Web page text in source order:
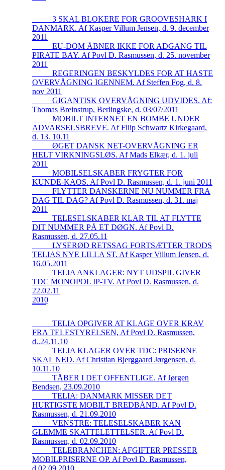
_____3 SKAL BLOKERE FOR GROOVESHARK I
DANMARK. Af Kasper Villum Jensen, d. 9. december
2011
_____EU-DOM ÅBNER IKKE FOR ADGANG TIL
PIRATE BAY. Af Povl D. Rasmussen, d. 25. november
2011
_____REGERINGEN BESKYLDES FOR AT HASTE
OVERVÅGNING IGENNEM. Af Steffen Fog, d. 8.
nov 2011
_____GIGANTISK OVERVÅGNING UDVIDES. Af:
Thomas Breinstrup, Berlingske, d. 03/07/2011
_____MOBILT INTERNET EN BOMBE UNDER
ADVARSELSBREVE. Af Filip Schwartz Kirkegaard,
d. 13. 10.11
_____ØGET DANSK NET-OVERVÅGNING ER
HELT VIRKNINGSLØS. Af Mads Elkær, d. 1. juli
2011
_____MOBILSELSKABER FRYGTER FOR
KUNDE-KAOS. Af Povl D. Rasmussen, d. 1. juni 2011
_____FLYTTER DANSKERNE NU NUMMER FRA
DAG TIL DAG? Af Povl D. Rasmussen, d. 31. maj
2011
_____TELESELSKABER KLAR TIL AT FLYTTE
DIT NUMMER PÅ ET DØGN. Af Povl D.
Rasmussen, d. 27.05.11
_____LYSERØD RETSSAG FORTSÆTTER TRODS
TELIAS NYE LILLA ST. Af Kasper Villum Jensen, d.
16.05.2011
_____TELIA ANKLAGER: NYT UDSPIL GIVER
TDC MONOPOL IP-TV. Af Povl D. Rasmussen, d.
22.02.11
2010
_____TELIA OPGIVER AT KLAGE OVER KRAV
FRA TELESTYRELSEN, Af Povl D. Rasmussen,
d..24.11.10
_____TELIA KLAGER OVER TDC: PRISERNE
SKAL NED. Af Christian Bjerggaard Jørgensen, d.
10.11.10
_____TÅBER I DET OFFENTLIGE. Af Jørgen
Bendsen, 23.09.2010
_____TELIA: DANMARK MISSER DET
HURTIGSTE MOBILT BREDBÅND. Af Povl D.
Rasmussen, d. 21.09.2010
_____VENSTRE: TELESELSKABER KAN
GLEMME SKATTELETTELSER. Af Povl D.
Rasmussen, d. 02.09.2010
_____TELEBRANCHEN: AFGIFTER PRESSER
MOBILPRISERNE OP. Af Povl D. Rasmussen,
d.02.09.2010